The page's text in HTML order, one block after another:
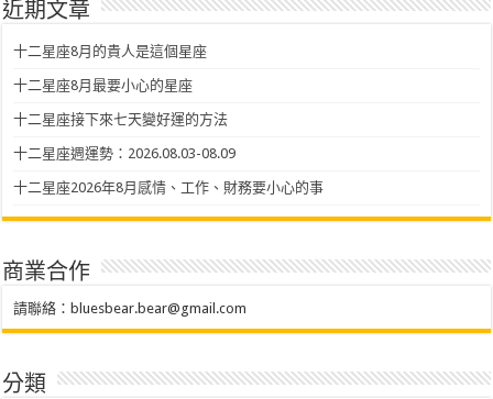
近期文章
十二星座8月的貴人是這個星座
十二星座8月最要小心的星座
十二星座接下來七天變好運的方法
十二星座週運勢：2026.08.03-08.09
十二星座2026年8月感情、工作、財務要小心的事
商業合作
請聯絡： bluesbear.bear@gmail.com
分類